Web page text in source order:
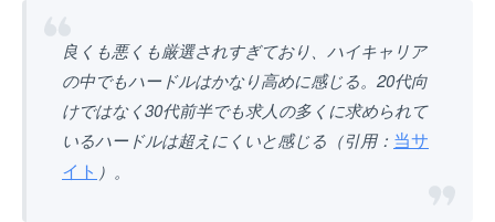
良くも悪くも厳選されすぎており、ハイキャリア
の中でもハードルはかなり高めに感じる。20代向
けではなく30代前半でも求人の多くに求められて
いるハードルは超えにくいと感じる（引用： 当サ
イト ）。